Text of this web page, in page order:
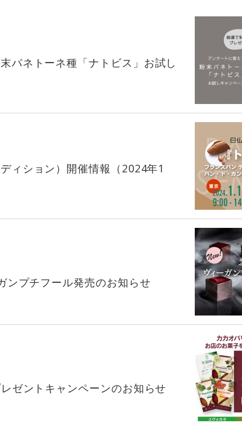
パネトーネ種「ナトビス」お試し
ィション）開催情報（2024年1
ンプチフール発売のお知らせ
ゼントキャンペーンのお知らせ